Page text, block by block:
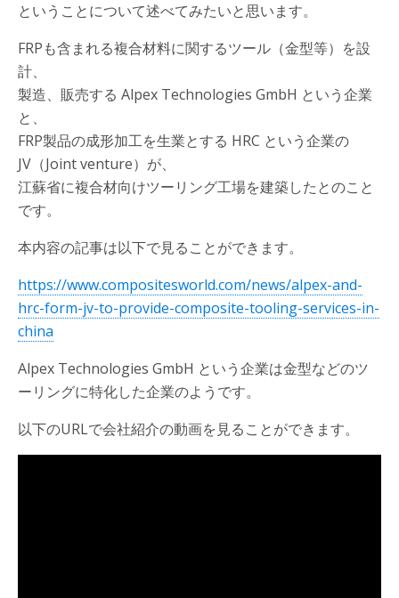
ということについて述べてみたいと思います。
FRPも含まれる複合材料に関するツール（金型等）を設
計、
製造、販売する Alpex Technologies GmbH という企業
と、
FRP製品の成形加工を生業とする HRC という企業の
JV（Joint venture）が、
江蘇省に複合材向けツーリング工場を建築したとのこと
です。
本内容の記事は以下で見ることができます。
https://www.compositesworld.com/news/alpex-and-
hrc-form-jv-to-provide-composite-tooling-services-in-
china
Alpex Technologies GmbH という企業は金型などのツ
ーリングに特化した企業のようです。
以下のURLで会社紹介の動画を見ることができます。